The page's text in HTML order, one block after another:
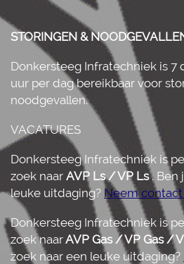
STORINGEN &
Donkersteeg Infratechniek is 7
uur per dag bereikbaar voor
noodgevallen.
VACATURES
Donkersteeg Infratechniek is
zoek naar AVP Ls / VP Ls. Ben
leuke uitdaging? Neem
Donkersteeg Infratechniek is
zoek naarAVP Gas / VP Gas /
zoek naar een leuke uitdaging?